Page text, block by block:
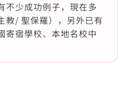
不少成功例子，現在多
教/ 聖保羅），另外已有
寄宿學校、本地名校中